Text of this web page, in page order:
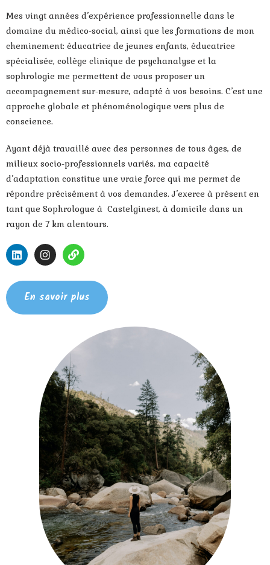
Mes vingt années d’expérience professionnelle dans le
domaine du médico-social, ainsi que les formations de mon
cheminement: éducatrice de jeunes enfants, éducatrice
spécialisée, collège clinique de psychanalyse et la
sophrologie me permettent de vous proposer un
accompagnement sur-mesure, adapté à vos besoins. C’est une
approche globale et phénoménologique vers plus de
conscience.
Ayant déjà travaillé avec des personnes de tous âges, de
milieux socio-professionnels variés, ma capacité
d’adaptation constitue une vraie force qui me permet de
répondre précisément à vos demandes. J’exerce à présent en
tant que Sophrologue à Castelginest, à domicile dans un
rayon de 7 km alentours.
En savoir plus